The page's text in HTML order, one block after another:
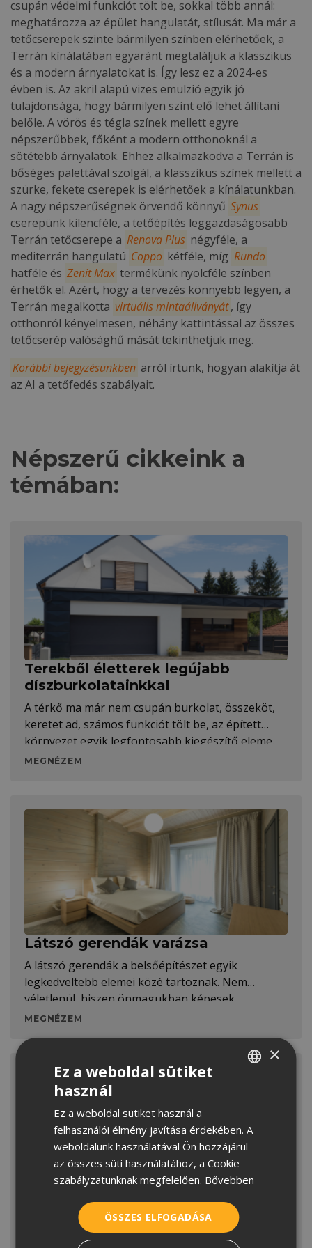
csupán védelmi funkciót tölt be, sokkal több annál:
meghatározza az épület hangulatát, stílusát. Ma már a
tetőcserepek szinte bármilyen színben elérhetőek, a
Terrán kínálatában egyaránt megtaláljuk a klasszikus
és a modern árnyalatokat is. Így lesz ez a 2024-es
évben is. Az akril alapú vizes emulzió egyik jó
tulajdonsága, hogy bármilyen színt elő lehet állítani
belőle. A vörös és tégla színek mellett egyre
népszerűbbek, főként a modern otthonoknál a
sötétebb árnyalatok. Ehhez alkalmazkodva a Terrán is
bőséges palettával szolgál, a klasszikus színek mellett a
szürke, fekete cserepek is elérhetőek a kínálatunkban.
A nagy népszerűségnek örvendő könnyű Synus
cserepünk kilencféle, a tetőépítés leggazdaságosabb
Terrán tetőcserepe a Renova Plus négyféle, a
mediterrán hangulatú Coppo kétféle, míg Rundo
hatféle és ZenitMax termékünk nyolcféle színben
érhetők el. Azért, hogy a tervezés könnyebb legyen, a
Terrán megalkotta virtuális mintaállványát, így
otthonról kényelmesen, néhány kattintással az összes
tetőcserép valósághű mását tekinthetjük meg.
Korábbi bejegyzésünkben arról írtunk, hogyan alakítja át
az AI a tetőfedés szabályait.
Népszerű cikkeink a
témában:
Terekből életterek legújabb
díszburkolatainkkal
A térkő ma már nem csupán burkolat, összeköt,
keretet ad, számos funkciót tölt be, az épített
környezet egyik legfontosabb kiegészítő eleme.
Ennek megfelelően a Terrán Térkő is
MEGNÉZEM
Látszó gerendák varázsa
A látszó gerendák a belsőépítészet egyik
legkedveltebb elemei közé tartoznak. Nem
véletlenül, hiszen önmagukban képesek
MEGNÉZEM
Válogass Magyarország No. 1
betoncserepeiből most
kedvezménnyel!
SERBIAN
×
Ez a weboldal sütiket
használ
Ez a weboldal sütiket használ a
felhasználói élmény javítása érdekében. A
weboldalunk használatával Ön hozzájárul
az összes süti használatához, a Cookie
szabályzatunknak megfelelően. Bővebben
ÖSSZES ELFOGADÁSA